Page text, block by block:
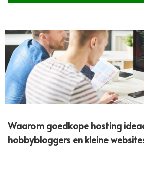
Waarom goedkope hosting
hobbybloggers en kleine